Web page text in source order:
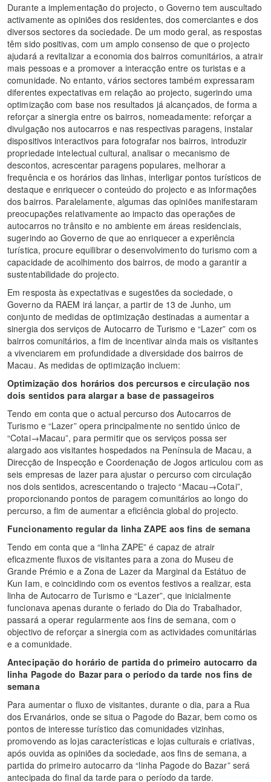
Durante a implementação do projecto, o Governo tem auscultado
activamente as opiniões dos residentes, dos comerciantes e dos
diversos sectores da sociedade. De um modo geral, as respostas
têm sido positivas, com um amplo consenso de que o projecto
ajudará a revitalizar a economia dos bairros comunitários, a atrair
mais pessoas e a promover a interacção entre os turistas e a
comunidade. No entanto, vários sectores também expressaram
diferentes expectativas em relação ao projecto, sugerindo uma
optimização com base nos resultados já alcançados, de forma a
reforçar a sinergia entre os bairros, nomeadamente: reforçar a
divulgação nos autocarros e nas respectivas paragens, instalar
dispositivos interactivos para fotografar nos bairros, introduzir
propriedade intelectual cultural, analisar o mecanismo de
descontos, acrescentar paragens populares, melhorar a
frequência e os horários das linhas, interligar pontos turísticos de
destaque e enriquecer o conteúdo do projecto e as informações
dos bairros. Paralelamente, algumas das opiniões manifestaram
preocupações relativamente ao impacto das operações de
autocarros no trânsito e no ambiente em áreas residenciais,
sugerindo ao Governo de que ao enriquecer a experiência
turística, procure equilibrar o desenvolvimento do turismo com a
capacidade de acolhimento dos bairros, de modo a garantir a
sustentabilidade do projecto.
Em resposta às expectativas e sugestões da sociedade, o
Governo da RAEM irá lançar, a partir de 13 de Junho, um
conjunto de medidas de optimização destinadas a aumentar a
sinergia dos serviços de Autocarro de Turismo e “Lazer” com os
bairros comunitários, a fim de incentivar ainda mais os visitantes
a vivenciarem em profundidade a diversidade dos bairros de
Macau. As medidas de optimização incluem:
Optimização dos horários dos percursos e circulação nos
dois sentidos para alargar a base de passageiros
Tendo em conta que o actual percurso dos Autocarros de
Turismo e “Lazer” opera principalmente no sentido único de
“Cotai→Macau”, para permitir que os serviços possa ser
alargado aos visitantes hospedados na Península de Macau, a
Direcção de Inspecção e Coordenação de Jogos articulou com as
seis empresas de lazer para ajustar o percurso com circulação
nos dois sentidos, acrescentando o trajecto “Macau→Cotai”,
proporcionando pontos de paragem comunitários ao longo do
percurso, a fim de aumentar a eficiência global do projecto.
Funcionamento regular da linha ZAPE aos fins de semana
Tendo em conta que a “linha ZAPE” é capaz de atrair
eficazmente fluxos de visitantes para a zona do Museu de
Grande Prémio e a Zona de Lazer da Marginal da Estátuo de
Kun Iam, e coincidindo com os eventos festivos a realizar, esta
linha de Autocarro de Turismo e “Lazer”, que inicialmente
funcionava apenas durante o feriado do Dia do Trabalhador,
passará a operar regularmente aos fins de semana, com o
objectivo de reforçar a sinergia com as actividades comunitárias
e a comunidade.
Antecipação do horário de partida do primeiro autocarro da
linha Pagode do Bazar para o período da tarde nos fins de
semana
Para aumentar o fluxo de visitantes, durante o dia, para a Rua
dos Ervanários, onde se situa o Pagode do Bazar, bem como os
pontos de interesse turístico das comunidades vizinhas,
promovendo as lojas características e lojas culturais e criativas,
após ouvida as opiniões da sociedade, aos fins de semana, a
partida do primeiro autocarro da “linha Pagode do Bazar” será
antecipada do final da tarde para o período da tarde.